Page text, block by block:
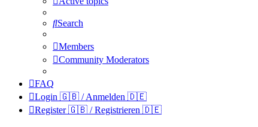
Search
Members
Community Moderators
FAQ
Login 🇬🇧 / Anmelden 🇩🇪
Register 🇬🇧 / Registrieren 🇩🇪